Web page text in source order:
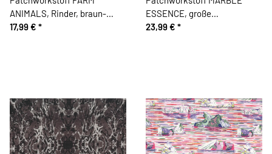
ANIMALS, Rinder, braun-
schwarz
17,99 € *
ESSENCE, große
Kaleidoskop-Wellen, helles
23,99 € *